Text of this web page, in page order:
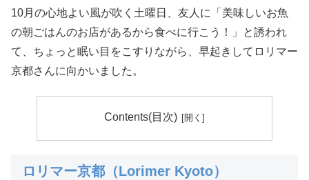
10月の心地よい風が吹く土曜日、友人に「美味しいお魚
の朝ごはんのお店があるから食べに行こう！」と誘われ
て、ちょっと眠い目をこすりながら、早起きしてロリマー
京都さんに向かいました。
Contents(目次)
ロリマー京都（Lorimer Kyoto）